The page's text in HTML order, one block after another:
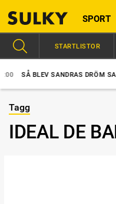
SPORT
SÅ BLEV SANDRAS DRÖM SANN
STARTLISTOR
Tagg
IDEAL DE